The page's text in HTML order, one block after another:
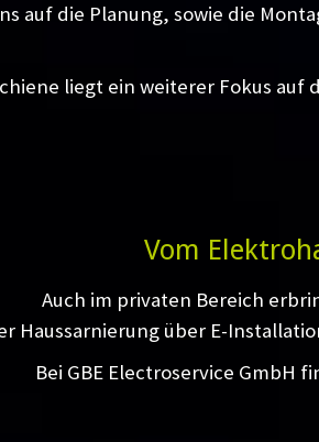
auf die Planung, sowie die
liegt ein weiterer Fokus auf
Vom
Auch im privaten Bereich
Haussarnierung über E-
Bei GBE Electroservice GmbH